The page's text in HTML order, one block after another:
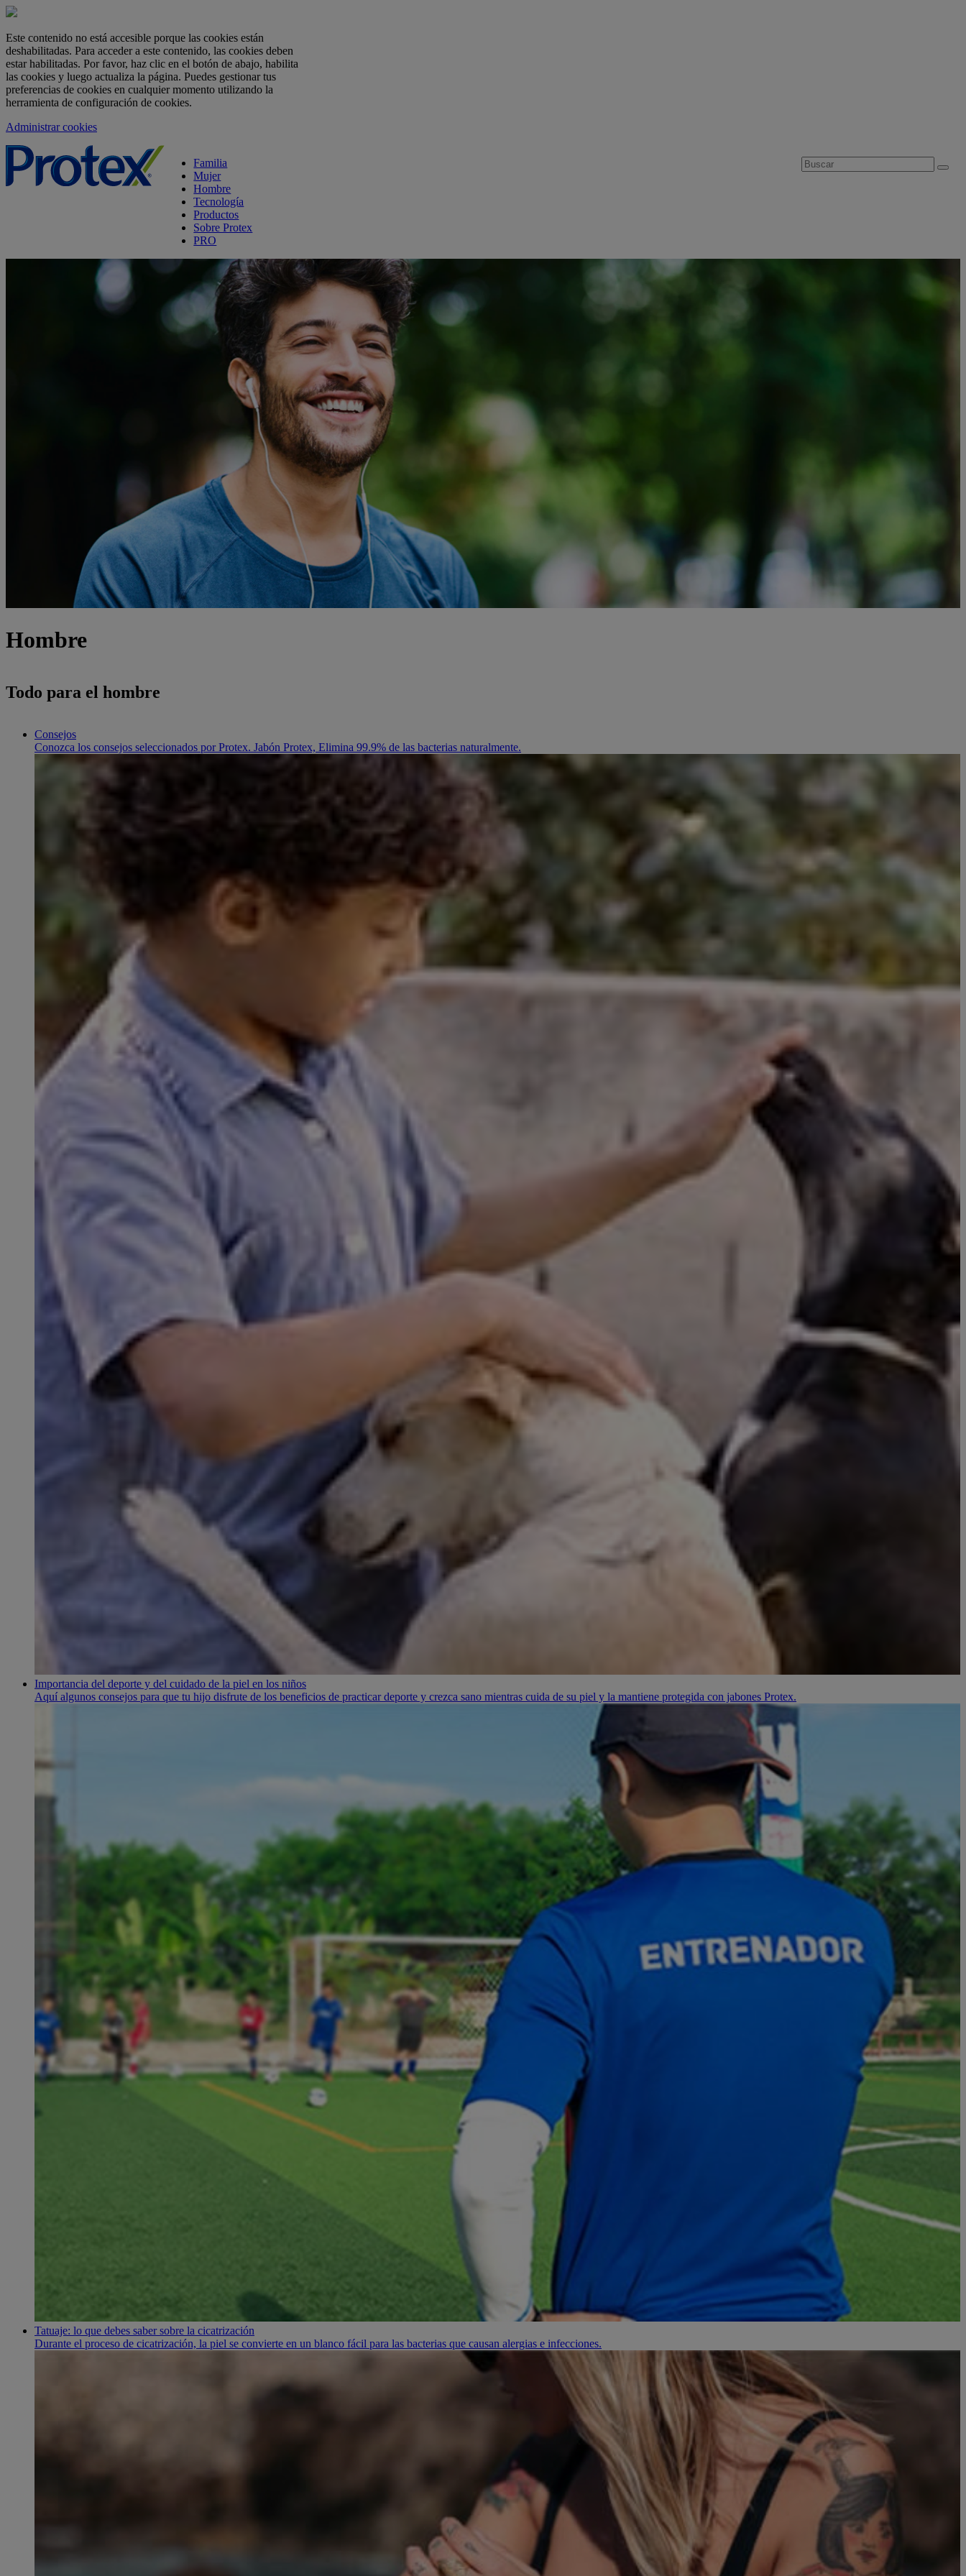
Este contenido no está accesible porque las cookies están
deshabilitadas. Para acceder a este contenido, las cookies deben
estar habilitadas. Por favor, haz clic en el botón de abajo, habilita
las cookies y luego actualiza la página. Puedes gestionar tus
preferencias de cookies en cualquier momento utilizando la
herramienta de configuración de cookies.
Administrar cookies
skipt to main content
Familia
Mujer
Hombre
Tecnología
Productos
Sobre Protex
PRO
Hombre
Todo para el hombre
Consejos
Conozca los consejos seleccionados por Protex. Jabón Protex, Elimina 99.9% de las bacterias naturalmente.
Importancia del deporte y del cuidado de la piel en los niños
Aquí algunos consejos para que tu hijo disfrute de los beneficios de practicar deporte y crezca sano mientras cuida de su piel y la mantiene protegida con jabones Protex.
Tatuaje: lo que debes saber sobre la cicatrización
Durante el proceso de cicatrización, la piel se convierte en un blanco fácil para las bacterias que causan alergias e infecciones.